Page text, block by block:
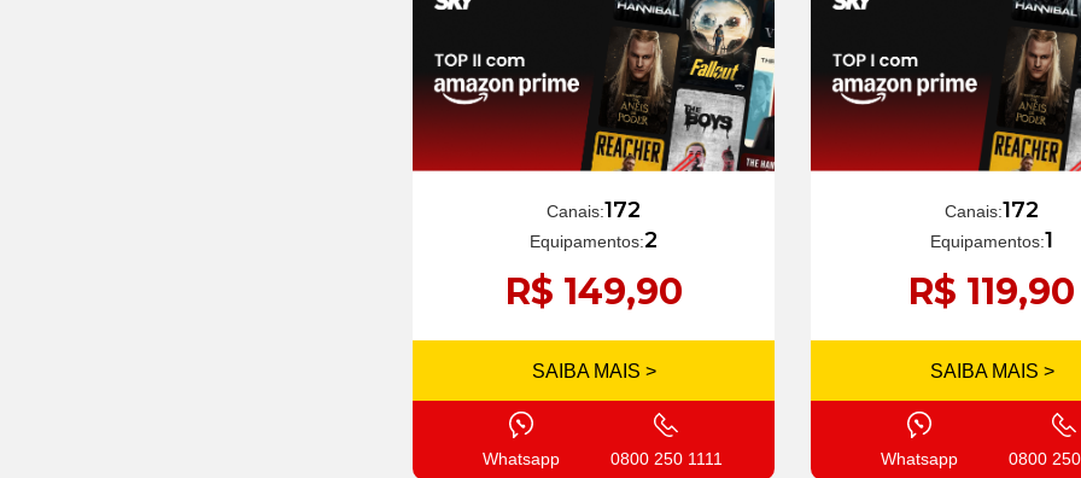
Canais:172
Equipamentos:2
R$ 149,90
SAIBA MAIS >
Whatsapp 0800 250 1111
Canais:172
Equipamentos:1
R$ 119,90
SAIBA MAIS >
Whatsapp 0800